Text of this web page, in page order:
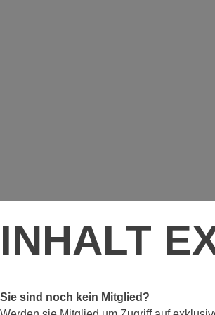
INHALT
Sie sind noch kein Mitglied?